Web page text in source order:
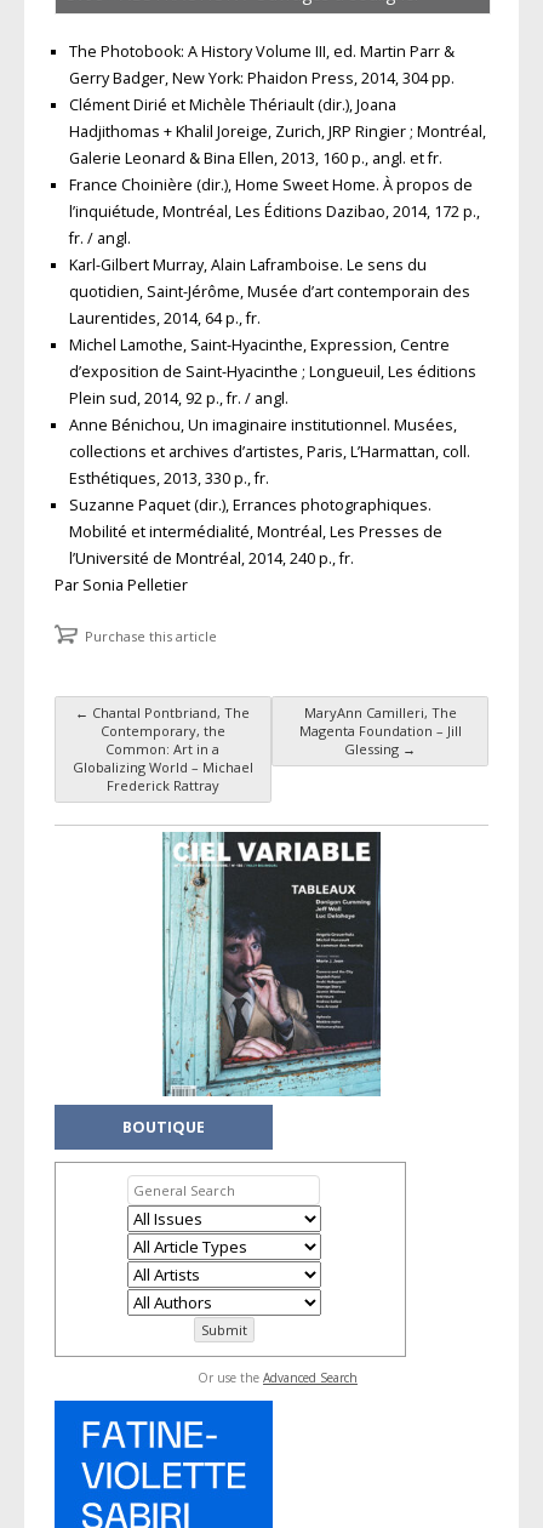
The Photobook: A History Volume III, ed. Martin Parr &
Gerry Badger, New York: Phaidon Press, 2014, 304 pp.
Clément Dirié et Michèle Thériault (dir.), Joana
Hadjithomas + Khalil Joreige, Zurich, JRP Ringier ; Montréal,
Galerie Leonard & Bina Ellen, 2013, 160 p., angl. et fr.
France Choinière (dir.), Home Sweet Home. À propos de
l’inquiétude, Montréal, Les Éditions Dazibao, 2014, 172 p.,
fr. / angl.
Karl-Gilbert Murray, Alain Laframboise. Le sens du
quotidien, Saint-Jérôme, Musée d’art contemporain des
Laurentides, 2014, 64 p., fr.
Michel Lamothe, Saint-Hyacinthe, Expression, Centre
d’exposition de Saint-Hyacinthe ; Longueuil, Les éditions
Plein sud, 2014, 92 p., fr. / angl.
Anne Bénichou, Un imaginaire institutionnel. Musées,
collections et archives d’artistes, Paris, L’Harmattan, coll.
Esthétiques, 2013, 330 p., fr.
Suzanne Paquet (dir.), Errances photographiques.
Mobilité et intermédialité, Montréal, Les Presses de
l’Université de Montréal, 2014, 240 p., fr.
Par Sonia Pelletier
Purchase this article
Post navigation
← Chantal Pontbriand, The
Contemporary, the
Common: Art in a
Globalizing World – Michael
Frederick Rattray
MaryAnn Camilleri, The
Magenta Foundation – Jill
Glessing →
BOUTIQUE
Or use the Advanced Search